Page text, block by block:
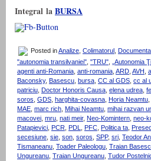
Integral laBURSA
Posted inAnalize Colimatorul
"autonomia transilvaniei", "TRU", „Autonomia
agenti anti-Romania, anti-romania, ARD, AVH ,
Baconsky, Basescu, bursa, CC al GDS, cc al
patriciu, Doctor Honoris Causa, elena udrea,
soros, GDS, harghita-covasna, Horia Neamtu,
MAE, marc rich, Mihai Neamtu, mihai razvan
macovei, mru, nati meir, Neo-Komintern, neo-
Patapievici, PCR, PDL, PFC, Politica ta,
secesiune, sie, son, soros, SPP, sri, Teodor
Tismaneanu, Toader Paleologu, Traian
Ungureanu, Traian Ungureanu, Tudor